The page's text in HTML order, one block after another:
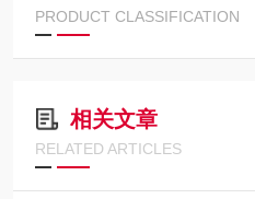
PRODUCT CLASSIFICATION
相关文章
RELATED ARTICLES